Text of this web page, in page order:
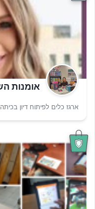
אומנות
ארגז כלים לפיתוח דיון